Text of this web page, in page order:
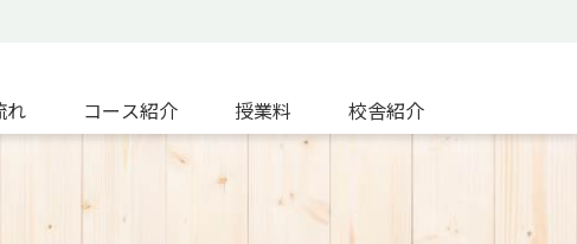
れ コース紹介 授業料 校舎紹介